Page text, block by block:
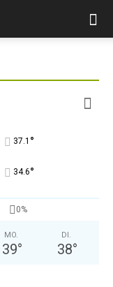
37.1 °
34.6°
0%
MO.
39°
DI.
38°